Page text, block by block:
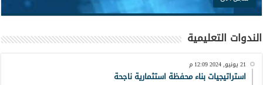
الندوات التعليمية
21 يونيو, 2024 12:09 م
استراتيجيات بناء محفظة استثمارية ناجحة